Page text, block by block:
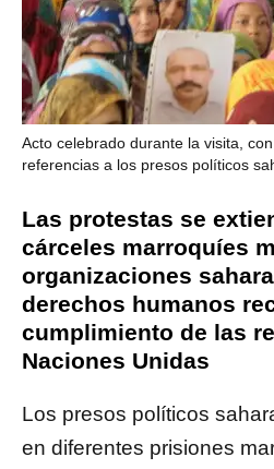
Acto celebrado durante la visita,
referencias a los presos políticos
Las protestas se
cárceles marroquíes
organizaciones
derechos humanos
cumplimiento de las
Naciones Unidas
Los presos políticos
en diferentes prisiones